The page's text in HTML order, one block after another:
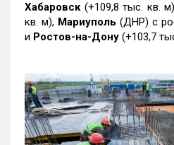
Хабаровск (+109,8 тыс. кв.
кв. м), Мариуполь (ДНР) с
и Ростов-на-Дону (+103,7